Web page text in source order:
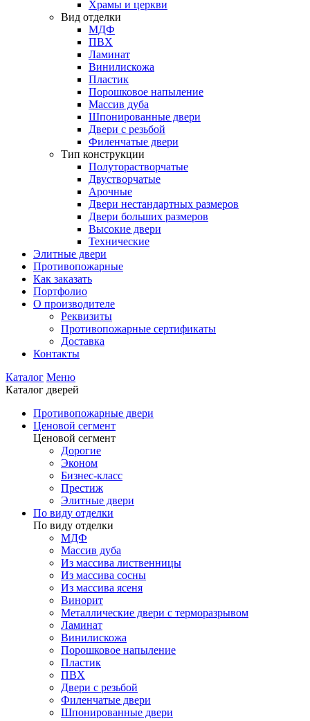
Храмы и церкви
Вид отделки
МДФ
ПВХ
Ламинат
Винилискожа
Пластик
Порошковое напыление
Массив дуба
Шпонированные двери
Двери с резьбой
Филенчатые двери
Тип конструкции
Полуторастворчатые
Двустворчатые
Арочные
Двери нестандартных размеров
Двери больших размеров
Высокие двери
Технические
Элитные двери
Противопожарные
Как заказать
Портфолио
О производителе
Реквизиты
Противопожарные сертификаты
Доставка
Контакты
Каталог Меню
Каталог дверей
Противопожарные двери
Ценовой сегмент
Ценовой сегмент
Дорогие
Эконом
Бизнес-класс
Престиж
Элитные двери
По виду отделки
По виду отделки
МДФ
Массив дуба
Из массива лиственницы
Из массива сосны
Из массива ясеня
Винорит
Металлические двери с терморазрывом
Ламинат
Винилискожа
Порошковое напыление
Пластик
ПВХ
Двери с резьбой
Филенчатые двери
Шпонированные двери